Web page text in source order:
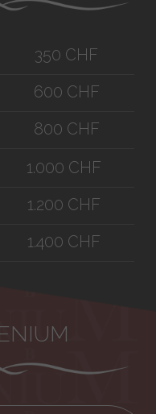
350 CHF
600 CHF
800 CHF
1.000 CHF
1.200 CHF
1.400 CHF